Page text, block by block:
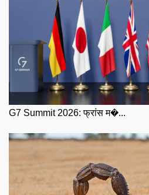
G7 Summit 2026: फ्रांस म�...